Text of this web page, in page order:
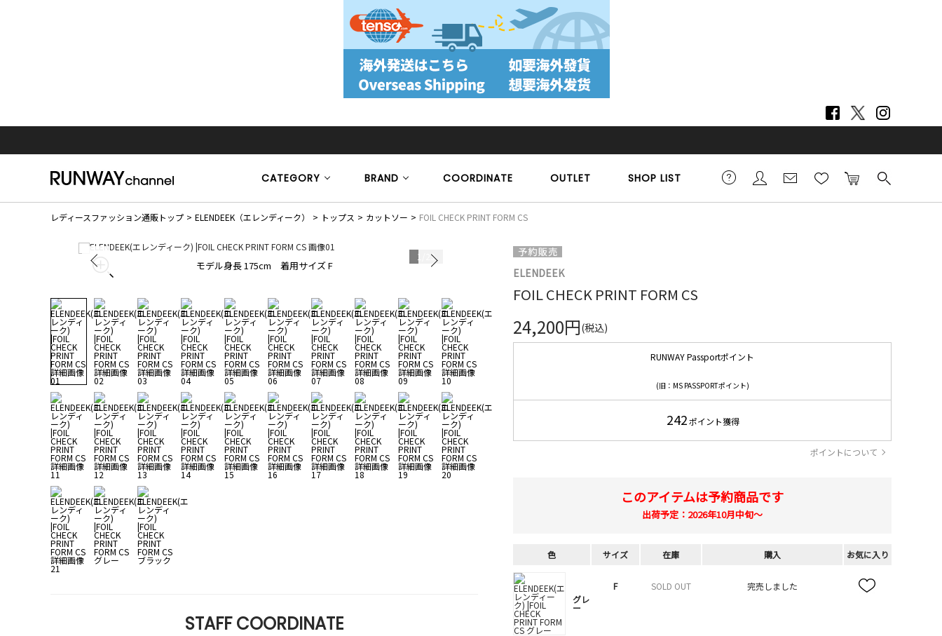
CATEGORY BRAND COORDINATE OUTLET SHOP LIST
レディースファッション通販トップ ELENDEEK（エレンディーク） トップス カットソー FOIL CHECK PRINT FORM CS
モデル身長 175cm 着用サイズ F
1 23
STAFF COORDINATE
ELENDEEK
FOIL CHECK PRINT FORM CS
24,200円(税込)
RUNWAY Passportポイント
(旧：MS PASSPORTポイント)
242ポイント獲得
ポイントについて
このアイテムは予約商品です
出荷予定：2026年10月中旬～
色 サイズ 在庫 購入 お気に入り
グレ
ー
F SOLD OUT 完売しました